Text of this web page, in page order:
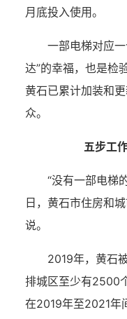
月底投入使用。
一部电梯对应
达”的幸福，也是检
黄石已累计加装和
众。
五步工
“没有一部电梯
日，黄石市住房和
说。
2019年，黄石
排城区至少有2500
在2019年至2021年